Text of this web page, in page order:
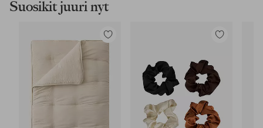
Suosikit juuri nyt
Lisää
Lisää